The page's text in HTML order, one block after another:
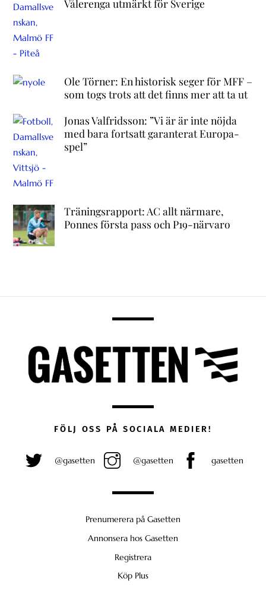
Vålerenga utmärkt för Sverige
Ole Törner: En historisk seger för MFF –
som togs trots att det finns mer att ta ut
Jonas Valfridsson: ”Vi är är inte nöjda
med bara fortsatt garanterat Europa-
spel”
Träningsrapport: AC allt närmare,
Ponnes första pass och P19-närvaro
FÖLJ OSS PÅ SOCIALA MEDIER!
@gasetten @gasetten gasetten
Prenumerera på Gasetten
Annonsera hos Gasetten
Registrera
Köp Plus